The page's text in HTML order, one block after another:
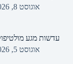
אוגוסט 8, 2026
עדשות מגע
אוגוסט 5, 2026